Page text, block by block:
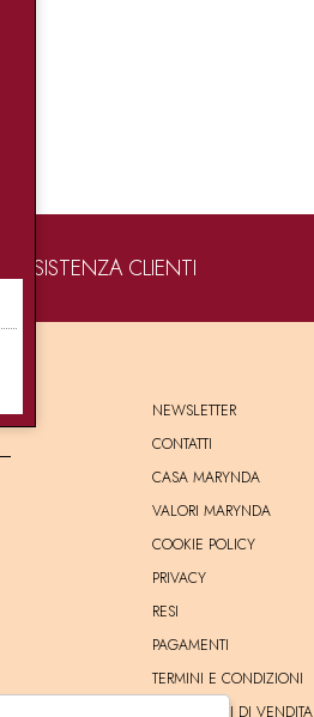
ASSISTENZA CLIENTI
NEWSLETTER
CONTATTI
CASA MARYNDA
VALORI MARYNDA
COOKIE POLICY
PRIVACY
RESI
PAGAMENTI
TERMINI E CONDIZIONI
CONDIZIONI DI VENDITA